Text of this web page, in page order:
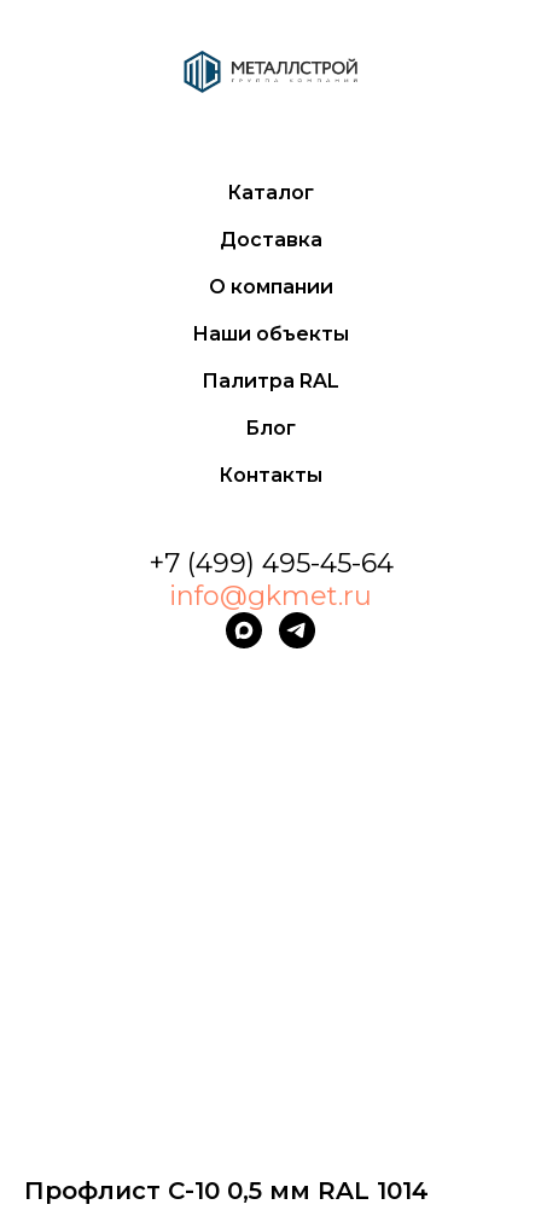
Каталог
Доставка
О компании
Наши объекты
Палитра RAL
Блог
Контакты
+7 (499) 495-45-64
info@gkmet.ru
Профлист С-10 0,5 мм RAL 1014